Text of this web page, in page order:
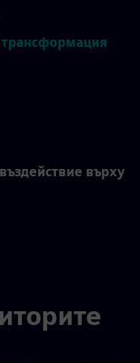
трансформация
въздействие върху